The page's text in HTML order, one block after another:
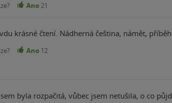
Ano21
krásné čtení. Nádherná čeština, námět,
Ano 12
byla rozpačitá, vůbec jsem netušila, o co